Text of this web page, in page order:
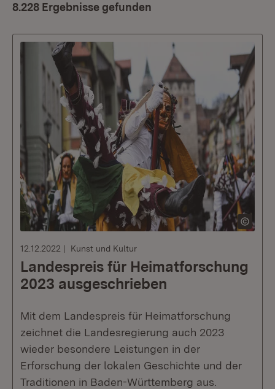
8.228 Ergebnisse gefunden
12.12.2022 Kunst und Kultur
Landespreis für Heimatforschung
2023 ausgeschrieben
Mit dem Landespreis für Heimatforschung
zeichnet die Landesregierung auch 2023
wieder besondere Leistungen in der
Erforschung der lokalen Geschichte und der
Traditionen in Baden-Württemberg aus.